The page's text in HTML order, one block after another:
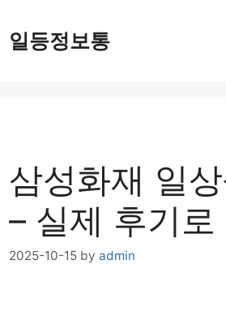
일등정보통
삼성화재 일
– 실제 후기
2025-10-15 by admin